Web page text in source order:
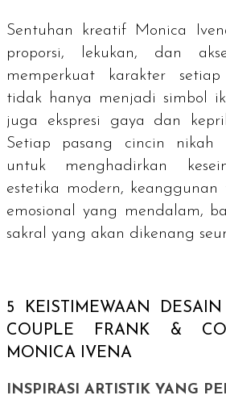
Sentuhan kreatif Monica
proporsi, lekukan, dan
memperkuat karakter
tidak hanya menjadi simbol
juga ekspresi gaya dan
Setiap pasang cincin nikah
untuk menghadirkan
estetika modern, keanggunan
emosional yang mendalam,
sakral yang akan dikenang
5 KEISTIMEWAAN
COUPLE FRANK & CO.
MONICA IVENA
INSPIRASI ARTISTIK YANG